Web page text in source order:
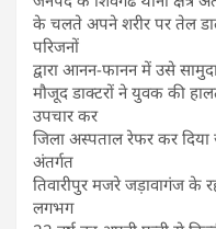
के चलते अपने शरीर पर तेल
परिजनों
द्वारा आनन-फानन में उसे
मौजूद डाक्टरों ने युवक की
उपचार कर
जिला अस्पताल रेफर कर दिया
अंतर्गत
तिवारीपुर मजरे जड़ावागंज के
लगभग